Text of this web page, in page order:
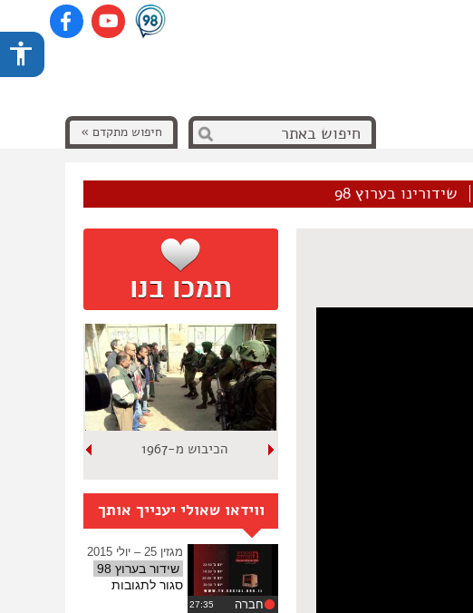
חיפוש מתקדם »
שידורינו בערוץ 98
הכיבוש מ-1967
ווידאו שאולי יענייך אותך
חברה
מגזין 25 – יולי 2015
שידור בערוץ 98
סגור לתגובותעל